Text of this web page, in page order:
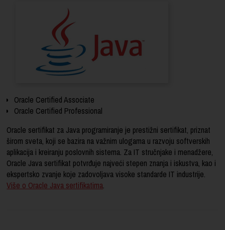
Oracle Certified Associate
Oracle Certified Professional
Oracle sertifikat za Java programiranje je prestižni sertifikat, priznat
širom sveta, koji se bazira na važnim ulogama u razvoju softverskih
aplikacija i kreiranju poslovnih sistema. Za IT stručnjake i menadžere,
Oracle Java sertifikat potvrđuje najveći stepen znanja i iskustva, kao i
ekspertsko zvanje koje zadovoljava visoke standarde IT industrije.
Više o Oracle Java sertifikatima.